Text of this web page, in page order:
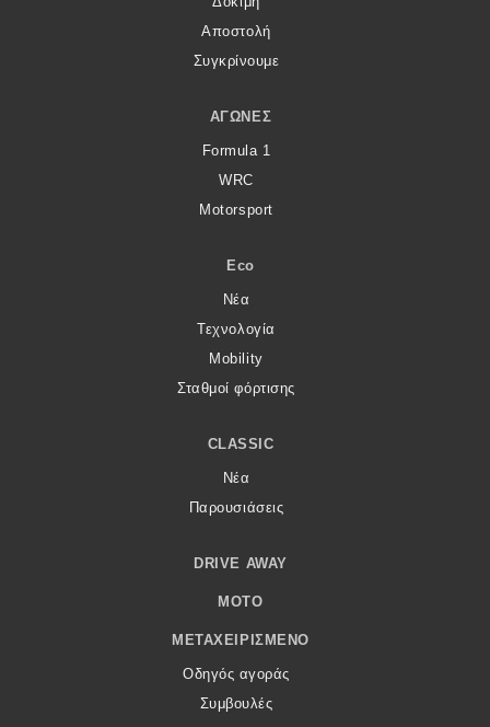
Αποστολή
Συγκρίνουμε
ΑΓΏΝΕΣ
Formula 1
WRC
Motorsport
Eco
Νέα
Τεχνολογία
Mobility
Σταθμοί φόρτισης
CLASSIC
Νέα
Παρουσιάσεις
DRIVE AWAY
MOTO
ΜΕΤΑΧΕΙΡΙΣΜΈΝΟ
Οδηγός αγοράς
Συμβουλές